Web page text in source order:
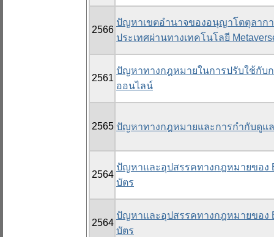
2566
ปัญหาเขตอำนาจของอนุญาโตตุลาก
ประเทศผ่านทางเทคโนโลยี
2561
ปัญหาทางกฎหมายในการปรับใช้กับ
ออนไลน์
2565 ปัญหาทางกฎหมายและการกำกับดูแล
2564
ปัญหาและอุปสรรคทางกฎหมายของ
บัตร
2564
ปัญหาและอุปสรรคทางกฎหมายของ
บัตร